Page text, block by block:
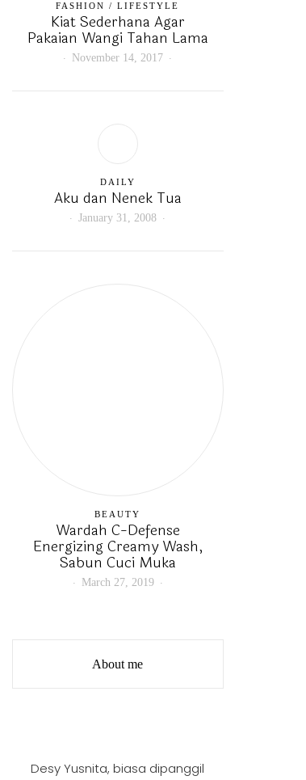
FASHION /LIFESTYLE
Kiat Sederhana Agar
Pakaian Wangi Tahan Lama
November 14, 2017
DAILY
Aku dan Nenek Tua
January 31, 2008
BEAUTY
Wardah C-Defense
Energizing Creamy Wash,
Sabun Cuci Muka
March 27, 2019
About me
Desy Yusnita, biasa dipanggil